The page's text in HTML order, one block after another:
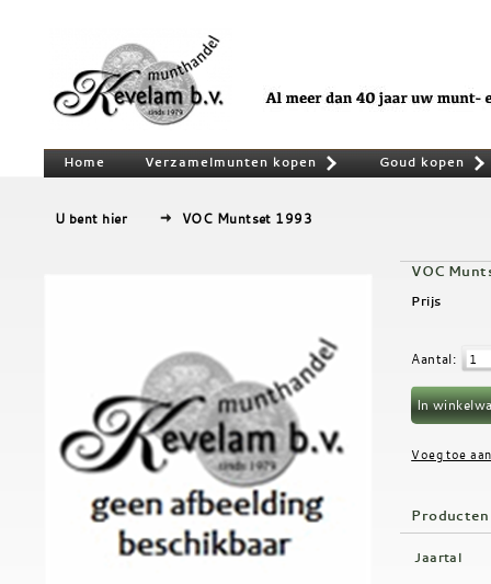
Home Verzamelmunten kopen Goud kopen
U bent hier VOC Muntset 1993
VOC
Prijs
Aantal:
Jaartal